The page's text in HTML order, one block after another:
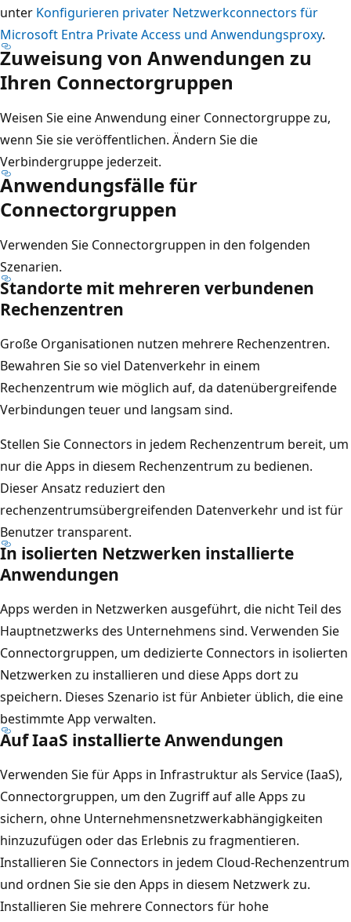
unter Konfigurieren privater Netzwerkconnectors für
Microsoft Entra Private Access und Anwendungsproxy.
Zuweisung von Anwendungen zu
Ihren Connectorgruppen
Weisen Sie eine Anwendung einer Connectorgruppe zu,
wenn Sie sie veröffentlichen. Ändern Sie die
Verbindergruppe jederzeit.
Anwendungsfälle für
Connectorgruppen
Verwenden Sie Connectorgruppen in den folgenden
Szenarien.
Standorte mit mehreren verbundenen
Rechenzentren
Große Organisationen nutzen mehrere Rechenzentren.
Bewahren Sie so viel Datenverkehr in einem
Rechenzentrum wie möglich auf, da datenübergreifende
Verbindungen teuer und langsam sind.
Stellen Sie Connectors in jedem Rechenzentrum bereit, um
nur die Apps in diesem Rechenzentrum zu bedienen.
Dieser Ansatz reduziert den
rechenzentrumsübergreifenden Datenverkehr und ist für
Benutzer transparent.
In isolierten Netzwerken installierte
Anwendungen
Apps werden in Netzwerken ausgeführt, die nicht Teil des
Hauptnetzwerks des Unternehmens sind. Verwenden Sie
Connectorgruppen, um dedizierte Connectors in isolierten
Netzwerken zu installieren und diese Apps dort zu
speichern. Dieses Szenario ist für Anbieter üblich, die eine
bestimmte App verwalten.
Auf IaaS installierte Anwendungen
Verwenden Sie für Apps in Infrastruktur als Service (IaaS),
Connectorgruppen, um den Zugriff auf alle Apps zu
sichern, ohne Unternehmensnetzwerkabhängigkeiten
hinzuzufügen oder das Erlebnis zu fragmentieren.
Installieren Sie Connectors in jedem Cloud-Rechenzentrum
und ordnen Sie sie den Apps in diesem Netzwerk zu.
Installieren Sie mehrere Connectors für hohe